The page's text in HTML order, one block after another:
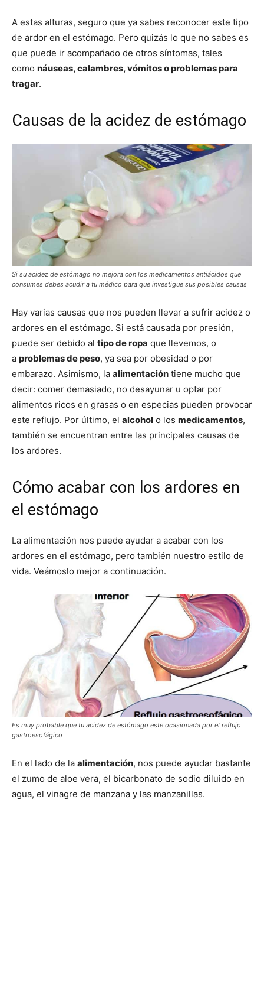
A estas alturas, seguro que ya sabes reconocer este tipo
de ardor en el estómago. Pero quizás lo que no sabes es
que puede ir acompañado de otros síntomas, tales
como náuseas, calambres, vómitos o problemas para
tragar.
Causas de la acidez de estómago
Si su acidez de estómago no mejora con los medicamentos antiácidos que
consumes debes acudir a tu médico para que investigue sus posibles causas
Hay varias causas que nos pueden llevar a sufrir acidez o
ardores en el estómago. Si está causada por presión,
puede ser debido al tipo de ropa que llevemos, o
a problemas de peso, ya sea por obesidad o por
embarazo. Asimismo, la alimentación tiene mucho que
decir: comer demasiado, no desayunar u optar por
alimentos ricos en grasas o en especias pueden provocar
este reflujo. Por último, el alcohol o los medicamentos,
también se encuentran entre las principales causas de
los ardores.
Cómo acabar con los ardores en
el estómago
La alimentación nos puede ayudar a acabar con los
ardores en el estómago, pero también nuestro estilo de
vida. Veámoslo mejor a continuación.
Es muy probable que tu acidez de estómago este ocasionada por el reflujo
gastroesofágico
En el lado de la alimentación, nos puede ayudar bastante
el zumo de aloe vera, el bicarbonato de sodio diluido en
agua, el vinagre de manzana y las manzanillas.